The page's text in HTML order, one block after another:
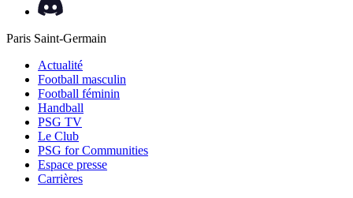
Paris Saint-Germain
Actualité
Football masculin
Football féminin
Handball
PSG TV
Le Club
PSG for Communities
Espace presse
Carrières